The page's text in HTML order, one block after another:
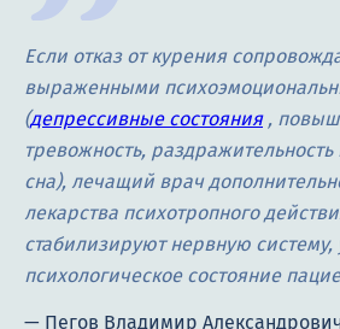
Если отказ от курения
выраженными
(депрессивные состояния,
тревожность,
сна), лечащий врач
лекарства психотропного
стабилизируют нервную
психологическое состояние